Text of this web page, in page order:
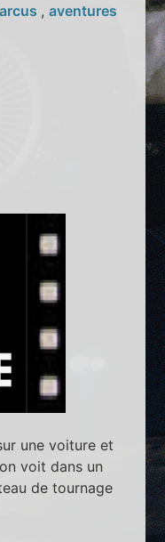
,aventures
une voiture et
voit dans un
de tournage